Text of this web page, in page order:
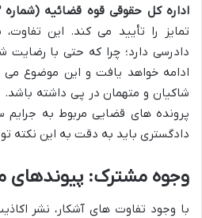
اداره کل حقوقی قوه قضائیه (شماره ۷/۱۴۰۲/۱۰۹۲، بند ۵)
تمایز را تأیید می کند. این
دادرسی دارد؛ چرا که حتی با رضایت
ادامه خواهد یافت و این موضوع می
شاکیان و متهمان در پی داشته باشد.
پرونده های قضایی مربوط به جرایم
دادگستری باید به دقت به این نکته
وجوه مشترک: پیوندهای
با وجود تفاوت های آشکار، نشر